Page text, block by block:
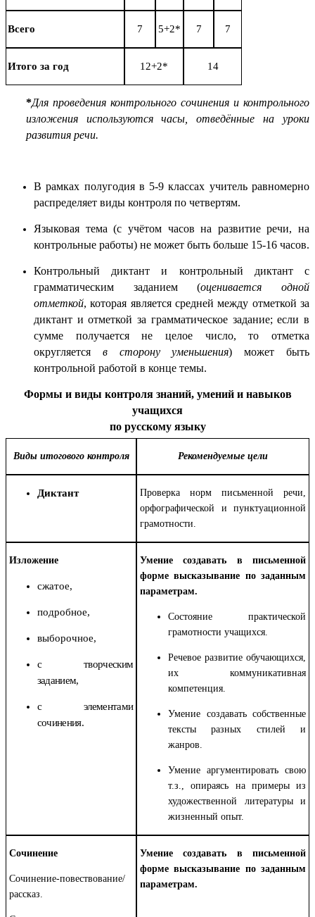
Всего 7 5+2* 7 7
Итого за год 12+2* 14
*Для проведения контрольного сочинения и контрольного
изложения используются часы, отведённые на уроки
развития речи.
В рамках полугодия в 5-9 классах учитель равномерно
распределяет виды контроля по четвертям.
Языковая тема (с учётом часов на развитие речи, на
контрольные работы) не может быть больше 15-16 часов.
Контрольный диктант и контрольный диктант с
грамматическим заданием (оценивается одной
отметкой, которая является средней между отметкой за
диктант и отметкой за грамматическое задание; если в
сумме получается не целое число, то отметка
округляется в сторону уменьшения) может быть
контрольной работой в конце темы.
Формы и виды контроля знаний, умений и навыков
учащихся
по русскому языку
Виды итогового контроля Рекомендуемые цели
Диктант
Проверка норм письменной речи,
орфографической и пунктуационной
грамотности.
Изложение
сжатое,
подробное,
выборочное,
с творческим
заданием,
с элементами
сочинения.
Умение создавать в письменной
форме высказывание по заданным
параметрам.
Состояние практической
грамотности учащихся.
Речевое развитие обучающихся,
их коммуникативная
компетенция.
Умение создавать собственные
тексты разных стилей и
жанров.
Умение аргументировать свою
т.з., опираясь на примеры из
художественной литературы и
жизненный опыт.
Сочинение
Сочинение-повествование/
рассказ.
Умение создавать в письменной
форме высказывание по заданным
параметрам.